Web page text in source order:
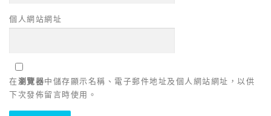
個人網站網址
在瀏覽器中儲存顯示名稱、電子郵件地址及個人網站網址，以供
下次發佈留言時使用。